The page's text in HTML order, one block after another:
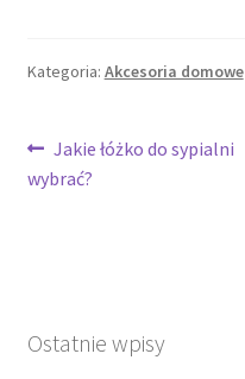
Kategoria: Akcesoria domowe
Nawigacja
wpisu
Poprzedni
wpis:
Jakie łóżko do sypialni
wybrać?
Ostatnie wpisy